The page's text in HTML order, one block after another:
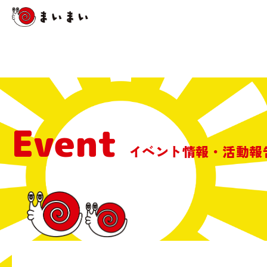
Event イベント情報・活動報